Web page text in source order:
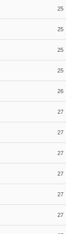
25
25
25
25
26
27
27
27
27
27
27